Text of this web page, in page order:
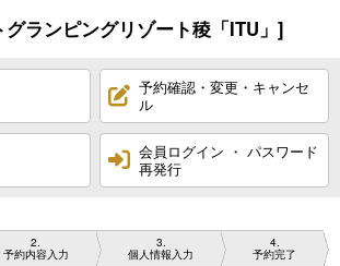
ランピングリゾート稜「ITU」]
予約確認・変更・キャンセ
ル
会員ログイン ・ パスワード
再発行
2
予約内容入力
3
個人情報入力
4
予約完了